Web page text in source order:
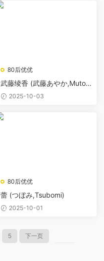
80后优优
武藤绫香 (武藤あやか,Muto A
yaka)2025-10-03
80后优优
蕾 (つぼみ,Tsubomi)
2025-10-01
5
下一页